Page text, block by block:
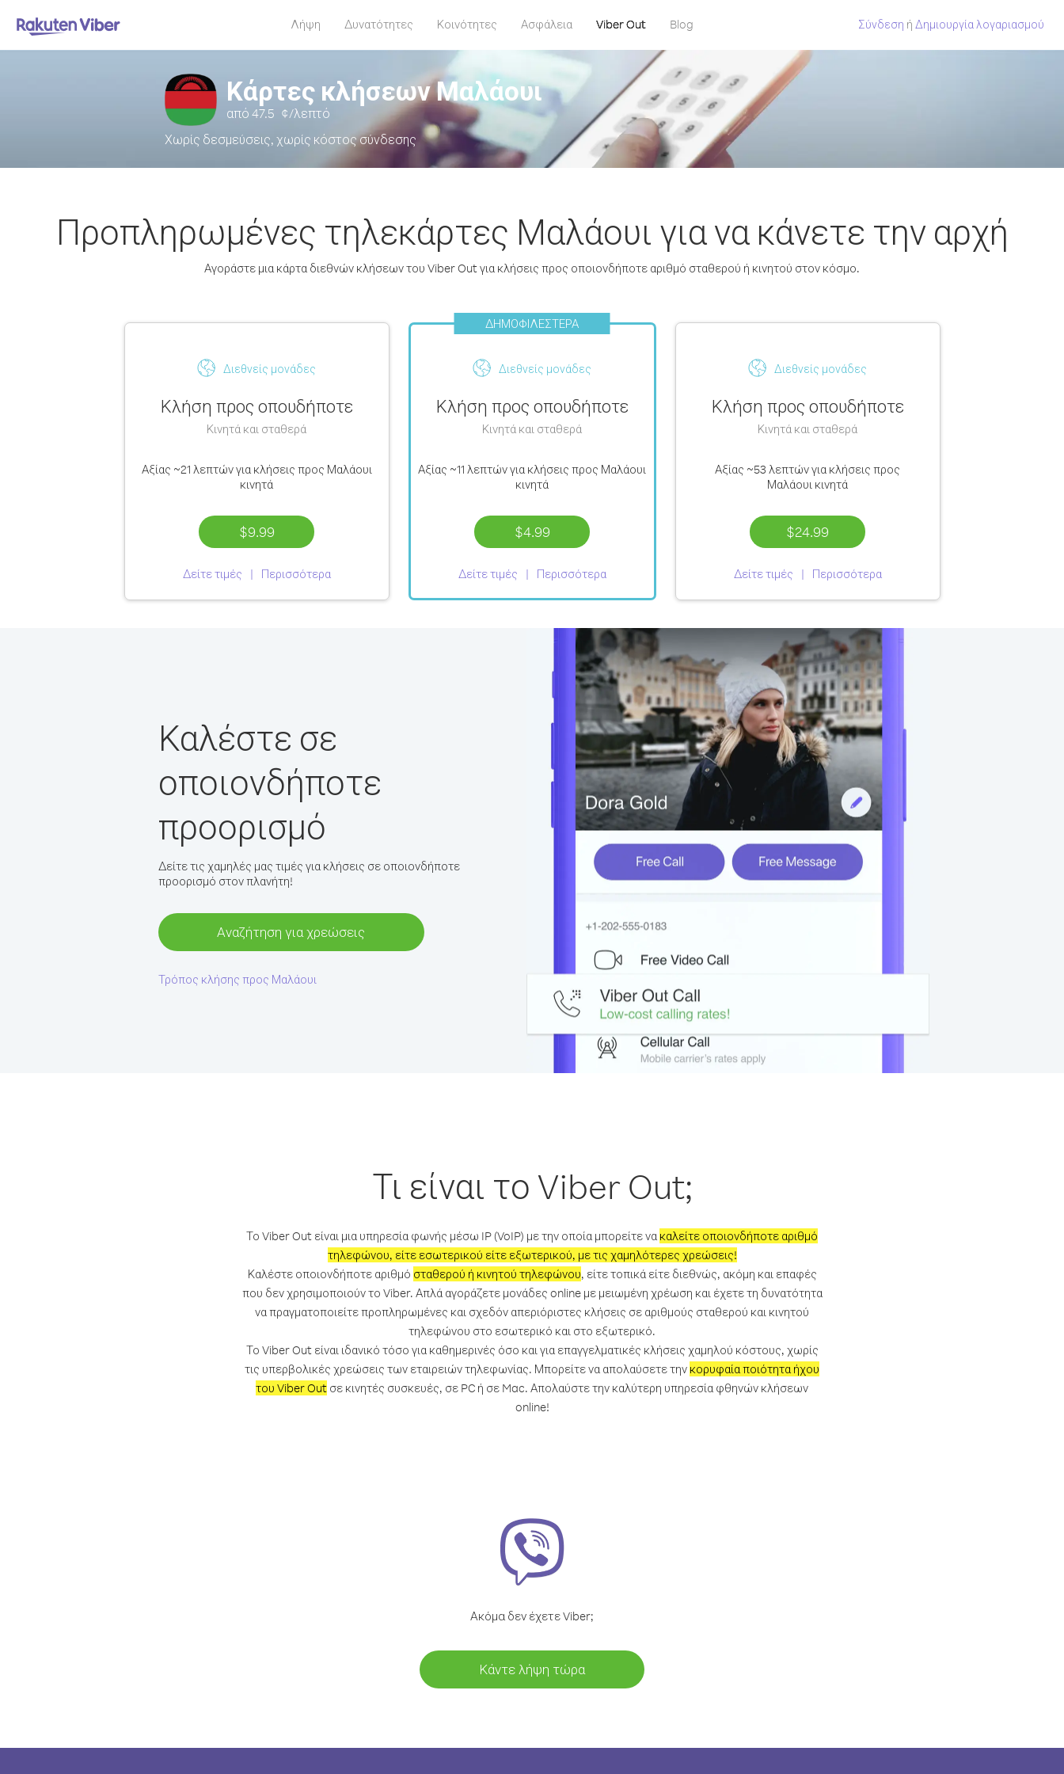
Λήψη Δυνατότητες Κοινότητες Ασφάλεια Viber Out Blog Σύνδεση ή Δημιουργία λογαριασμού
Κάρτες κλήσεων Μαλάουι
από 47.5 ¢/λεπτό
Χωρίς δεσμεύσεις, χωρίς κόστος σύνδεσης
Προπληρωμένες τηλεκάρτες Μαλάουι για να κάνετε την αρχή
Αγοράστε μια κάρτα διεθνών κλήσεων του Viber Out για κλήσεις προς οποιονδήποτε αριθμό σταθερού ή κινητού στον κόσμο.
Διεθνείς μονάδες
Κλήση προς οπουδήποτε
Κινητά και σταθερά
Αξίας ~21 λεπτώνγια κλήσεις προς Μαλάουι
κινητά
$9.99
Δείτε τιμές Περισσότερα
ΔΗΜΟΦΙΛΈΣΤΕΡΑ
Διεθνείς μονάδες
Κλήση προς οπουδήποτε
Κινητά και σταθερά
Αξίας ~11 λεπτώνγια κλήσεις προς Μαλάουι
κινητά
$4.99
Δείτε τιμές Περισσότερα
Διεθνείς μονάδες
Κλήση προς οπουδήποτε
Κινητά και σταθερά
Αξίας ~53 λεπτώνγια κλήσεις προς
Μαλάουι κινητά
$24.99
Δείτε τιμές Περισσότερα
Καλέστε σε
οποιονδήποτε
προορισμό
Δείτε τις χαμηλές μας τιμές για κλήσεις σε οποιονδήποτε
προορισμό στον πλανήτη!
Αναζήτηση για χρεώσεις
Τρόπος κλήσης προς Μαλάουι
Τι είναι το Viber Out;
Το Viber Out είναι μια υπηρεσία φωνής μέσω IP (VoIP) με την οποία μπορείτε να καλείτε οποιονδήποτε αριθμό
τηλεφώνου, είτε εσωτερικού είτε εξωτερικού, με τις χαμηλότερες χρεώσεις!
Καλέστε οποιονδήποτε αριθμό σταθερού ή κινητού τηλεφώνου, είτε τοπικά είτε διεθνώς, ακόμη και επαφές
που δεν χρησιμοποιούν το Viber. Απλά αγοράζετε μονάδες online με μειωμένη χρέωση και έχετε τη δυνατότητα
να πραγματοποιείτε προπληρωμένες και σχεδόν απεριόριστες κλήσεις σε αριθμούς σταθερού και κινητού
τηλεφώνου στο εσωτερικό και στο εξωτερικό.
Το Viber Out είναι ιδανικό τόσο για καθημερινές όσο και για επαγγελματικές κλήσεις χαμηλού κόστους, χωρίς
τις υπερβολικές χρεώσεις των εταιρειών τηλεφωνίας. Μπορείτε να απολαύσετε την κορυφαία ποιότητα ήχου
του Viber Out σε κινητές συσκευές, σε PC ή σε Mac. Απολαύστε την καλύτερη υπηρεσία φθηνών κλήσεων
online!
Ακόμα δεν έχετε Viber;
Κάντε λήψη τώρα